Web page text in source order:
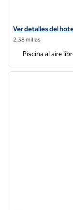
Ver detalles del
Ver detalles del
2,38 millas
Piscina al aire
1 de 12